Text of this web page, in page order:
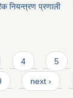
नियन्त्रण प्रणाली
4 5
next ›